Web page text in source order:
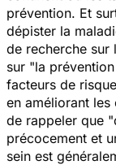
prévention. Et
dépister la
de recherche sur
sur "la
facteurs de
en améliorant les
de rappeler que
précocement et
sein est